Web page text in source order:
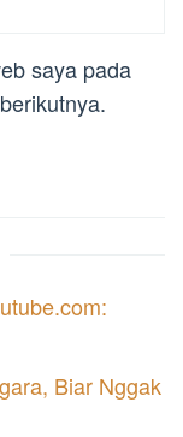
saya pada
Biar Nggak